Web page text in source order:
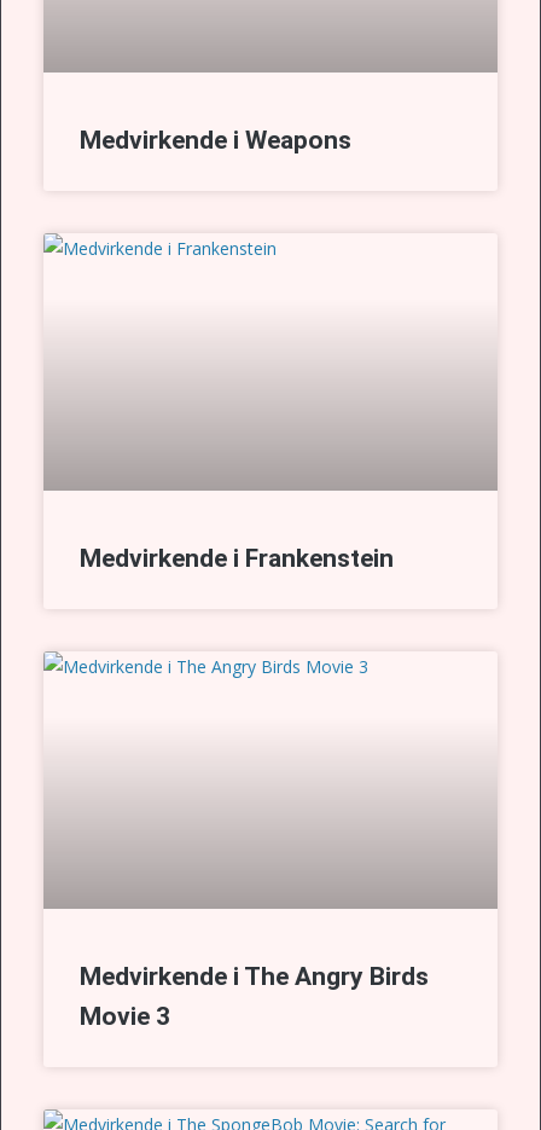
Medvirkende i Weapons
Medvirkende i Frankenstein
Medvirkende i The Angry Birds
Movie 3